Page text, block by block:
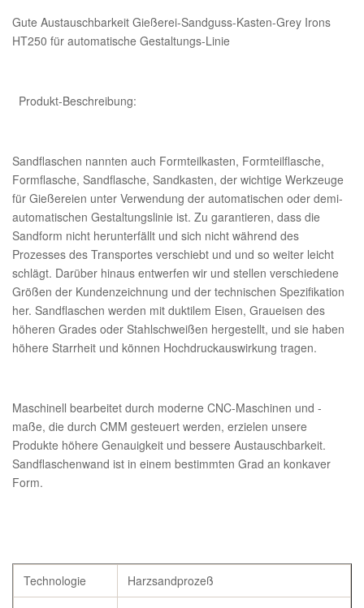
Gute Austauschbarkeit Gießerei-Sandguss-Kasten-Grey Irons
HT250 für automatische Gestaltungs-Linie
Produkt-Beschreibung:
Sandflaschen nannten auch Formteilkasten, Formteilflasche,
Formflasche, Sandflasche, Sandkasten, der wichtige Werkzeuge
für Gießereien unter Verwendung der automatischen oder demi-
automatischen Gestaltungslinie ist. Zu garantieren, dass die
Sandform nicht herunterfällt und sich nicht während des
Prozesses des Transportes verschiebt und und so weiter leicht
schlägt. Darüber hinaus entwerfen wir und stellen verschiedene
Größen der Kundenzeichnung und der technischen Spezifikation
her. Sandflaschen werden mit duktilem Eisen, Graueisen des
höheren Grades oder Stahlschweißen hergestellt, und sie haben
höhere Starrheit und können Hochdruckauswirkung tragen.
Maschinell bearbeitet durch moderne CNC-Maschinen und -
maße, die durch CMM gesteuert werden, erzielen unsere
Produkte höhere Genauigkeit und bessere Austauschbarkeit.
Sandflaschenwand ist in einem bestimmten Grad an konkaver
Form.
Technologie
Harzsandprozeß